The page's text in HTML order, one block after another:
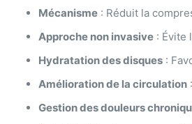
Mécanisme : Réduit la
Approche non invasive : Évite
Hydratation des disques :
Amélioration de la circulation
Gestion des douleurs